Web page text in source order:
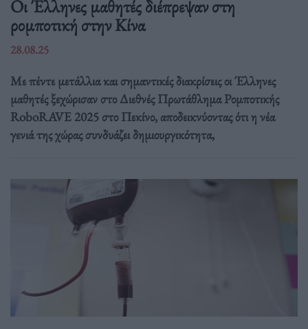
Οι Έλληνες μαθητές διέπρεψαν στη
ρομποτική στην Κίνα
28.08.25
Με πέντε μετάλλια και σημαντικές διακρίσεις οι Έλληνες
μαθητές ξεχώρισαν στο Διεθνές Πρωτάθλημα Ρομποτικής
RoboRAVE 2025 στο Πεκίνο, αποδεικνύοντας ότι η νέα
γενιά της χώρας συνδυάζει δημιουργικότητα,